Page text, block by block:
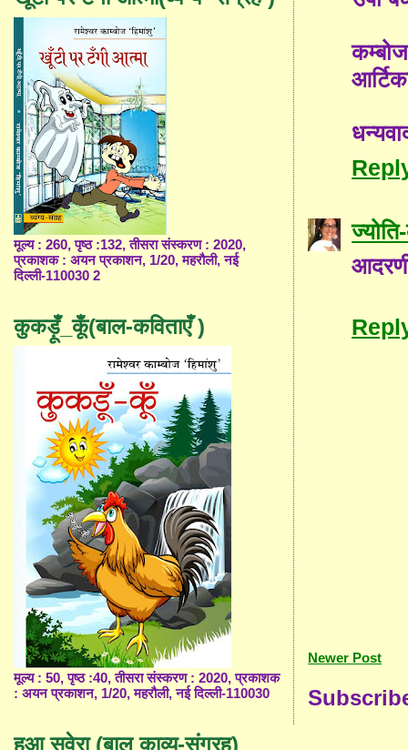
Newer Post
मूल्य : 260, पृष्ठ :132, तीसरा संस्करण : 2020,
प्रकाशक : अयन प्रकाशन, 1/20, महरौली, नई
दिल्ली-110030 2
कुकड़ूँ_कूँ(बाल-कविताएँ )
मूल्य : 50, पृष्ठ :40, तीसरा संस्करण : 2020, प्रकाशक
: अयन प्रकाशन, 1/20, महरौली, नई दिल्ली-110030
हुआ सवेरा (बाल काव्य-संग्रह)